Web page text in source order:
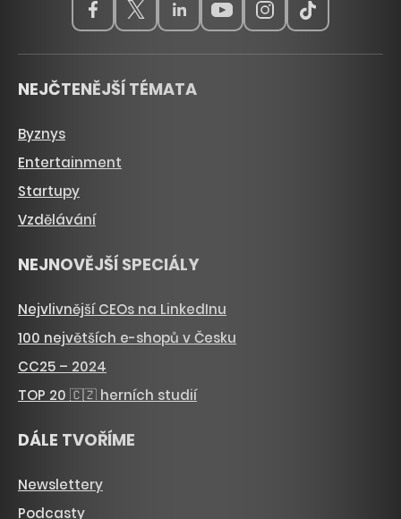
NEJČTENĚJŠÍ TÉMATA
Byznys
Entertainment
Startupy
Vzdělávání
NEJNOVĚJŠÍ SPECIÁLY
Nejvlivnější CEOs na LinkedInu
100 největších e-shopů v Česku
CC25 – 2024
TOP 20 🇨🇿 herních studií
DÁLE TVOŘÍME
Newslettery
Podcasty